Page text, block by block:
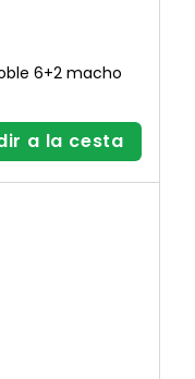
6+2 macho
a la cesta